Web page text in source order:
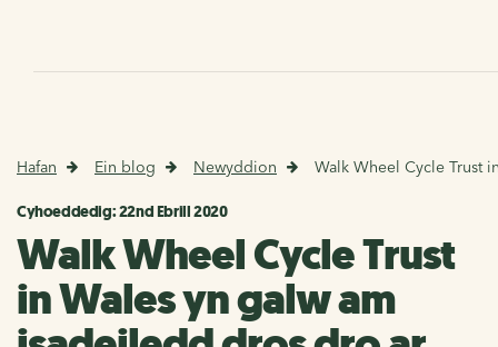
Hafan Ein blog Newyddion Walk Wheel Cycle Trust
Cyhoeddedig: 22nd Ebrill 2020
Walk Wheel Cycle Trust
in Wales yn galw am